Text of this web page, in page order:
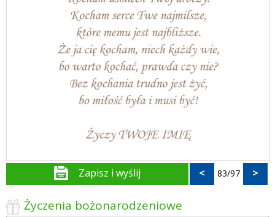
Zapisz i wyślij < 83/97 >
Życzenia bożonarodzeniowe